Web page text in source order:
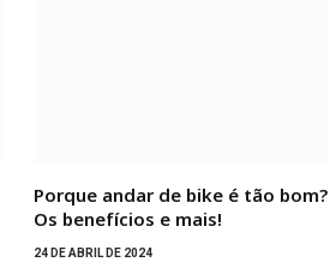
Porque andar de bike é tão bom?
Os benefícios e mais!
24 DE ABRIL DE 2024